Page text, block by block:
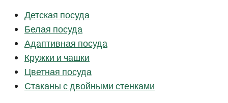
Детская посуда
Белая посуда
Адаптивная посуда
Кружки и чашки
Цветная посуда
Стаканы с двойными стенками